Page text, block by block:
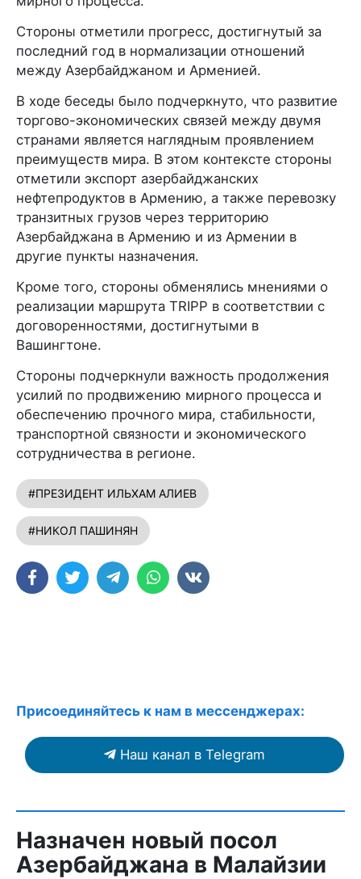
Стороны отметили прогресс, достигнутый за
последний год в нормализации отношений
между Азербайджаном и Арменией.
В ходе беседы было подчеркнуто, что развитие
торгово-экономических связей между двумя
странами является наглядным проявлением
преимуществ мира. В этом контексте стороны
отметили экспорт азербайджанских
нефтепродуктов в Армению, а также перевозку
транзитных грузов через территорию
Азербайджана в Армению и из Армении в
другие пункты назначения.
Кроме того, стороны обменялись мнениями о
реализации маршрута TRIPP в соответствии с
договоренностями, достигнутыми в
Вашингтоне.
Стороны подчеркнули важность продолжения
усилий по продвижению мирного процесса и
обеспечению прочного мира, стабильности,
транспортной связности и экономического
сотрудничества в регионе.
#ПРЕЗИДЕНТ ИЛЬХАМ АЛИЕВ
#НИКОЛ ПАШИНЯН
Присоединяйтесь к нам в мессенджерах:
Наш канал в Telegram
Назначен новый посол
Азербайджана в Малайзии